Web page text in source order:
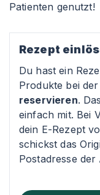
Patienten genutzt!
Rezept
Du hast ein
Produkte bei
reservieren.
einfach mit. Bei
dein E-Rezept
schickst das
Postadresse der